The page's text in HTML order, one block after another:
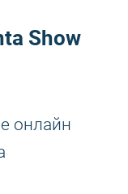
Show
онлайн